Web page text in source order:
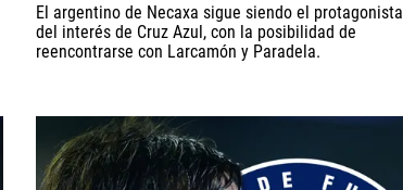
El argentino de Necaxa sigue siendo el protagonista
del interés de Cruz Azul, con la posibilidad de
reencontrarse con Larcamón y Paradela.